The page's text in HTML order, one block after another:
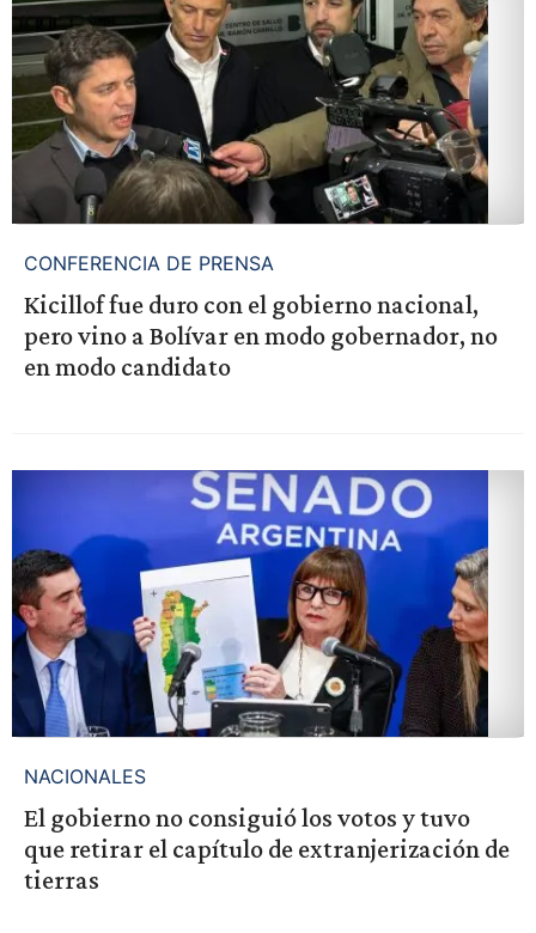
CONFERENCIA DE PRENSA
Kicillof fue duro con el gobierno nacional,
pero vino a Bolívar en modo gobernador, no
en modo candidato
NACIONALES
El gobierno no consiguió los votos y tuvo
que retirar el capítulo de extranjerización de
tierras